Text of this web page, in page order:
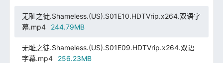
无耻之徒.Shameless.(US).S01E10.HDTVrip.x264.双语字
幕.mp4
244.79MB
无耻之徒.Shameless.(US).S01E09.HDTVrip.x264.双语
字幕.mp4
256.23MB